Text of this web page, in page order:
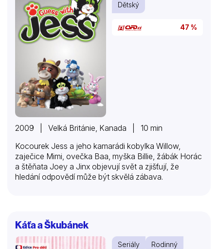
Dětský
47 %
2009 | Velká Británie, Kanada | 10 min
Kocourek Jess a jeho kamarádi kobylka Willow,
zaječice Mimi, ovečka Baa, myška Billie, žábák Horác
a štěňata Joey a Jinx objevují svět a zjišťují, že
hledání odpovědí může být skvělá zábava.
Káťa a Škubánek
Seriály
Rodinný